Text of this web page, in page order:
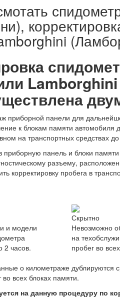
приборной панели для
к блокам памяти
на транспортных средствах
приборную панель и блоки
разъему,
корректировку пробега в
и модели
2 часов.
Скрытно
Невозможно
на
пробег во
о километраже дублируются
всех блоках памяти.
на данную процедуру по